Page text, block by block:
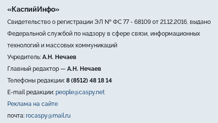
«КаспийИнфо»
Свидетельство о регистрации ЭЛ № ФС 77 - 68109 от 21.12.2016, выдано
Федеральной службой по надзору в сфере связи, информационных
технологий и массовых коммуникаций
Учредитель: А.Н. Нечаев
Главный редактор — А.Н. Нечаев
Телефоны редакции: 8 (8512) 48 18 14
E-mail редакции: people@caspy.net
Реклама на сайте
почта: rocaspy@mail.ru